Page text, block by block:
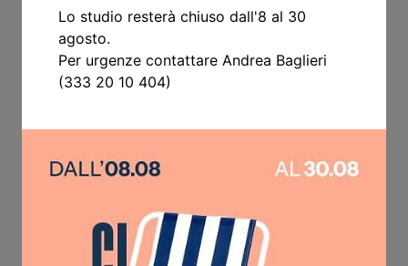
Captcha Code
Cambia immagine
Consenso al trattamento dei dati personali
Dichiaro di aver preso visione
informativa resa ai sensi dell’Art. 13
Lo studio resterà chiuso dall'8 al 30
agosto.
Per urgenze contattare Andrea Baglieri
(333 20 10 404)